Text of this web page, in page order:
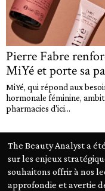
Pierre Fabre
MiYé et porte sa
MiYé, qui répond aux
hormonale féminine,
pharmacies d'ici...
The Beauty Analyst a
sur les enjeux
souhaitons offrir à nos
approfondie et avertie